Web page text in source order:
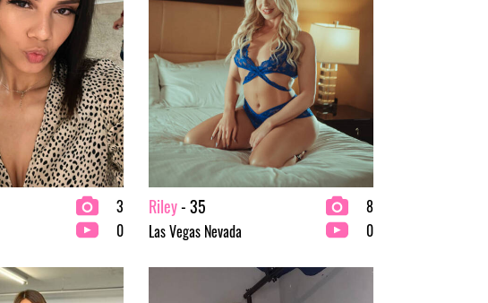
3
0
Riley- 35
Las Vegas Nevada
8
0